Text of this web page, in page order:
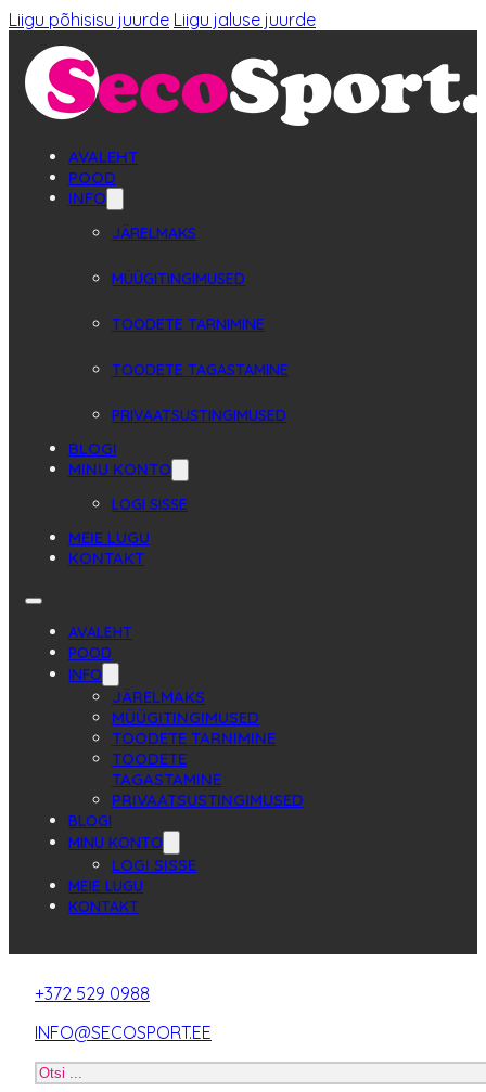
Liigu põhisisu juurde Liigu jaluse juurde
AVALEHT
POOD
INFO
JÄRELMAKS
MÜÜGITINGIMUSED
TOODETE TARNIMINE
TOODETE TAGASTAMINE
PRIVAATSUSTINGIMUSED
BLOGI
MINU KONTO
LOGI SISSE
MEIE LUGU
KONTAKT
AVALEHT
POOD
INFO
JÄRELMAKS
MÜÜGITINGIMUSED
TOODETE TARNIMINE
TOODETE
TAGASTAMINE
PRIVAATSUSTINGIMUSED
BLOGI
MINU KONTO
LOGI SISSE
MEIE LUGU
KONTAKT
+372 529 0988
INFO@SECOSPORT.EE
Otsi